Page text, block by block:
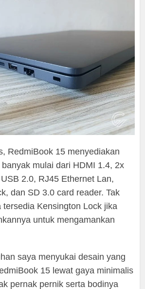
RedmiBook 15 menyediakan
mulai dari HDMI 1.4, 2x
2.0, RJ45 Ethernet Lan,
dan SD 3.0 card reader. Tak
tersedia Kensington Lock jika
untuk mengamankan
saya menyukai desain yang
15 lewat gaya minimalis
pernak pernik serta bodinya